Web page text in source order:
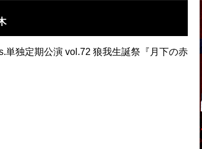
単独定期公演 vol.72 狼我生誕祭『月下の赤